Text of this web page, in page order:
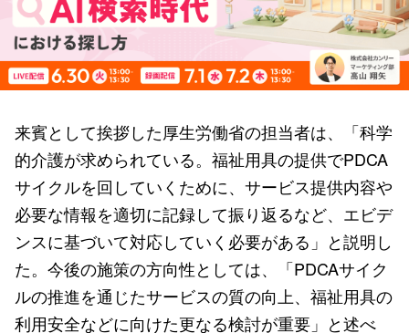
来賓として挨拶した厚生労働省の担当者は、「科学
的介護が求められている。福祉用具の提供でPDCA
サイクルを回していくために、サービス提供内容や
必要な情報を適切に記録して振り返るなど、エビデ
ンスに基づいて対応していく必要がある」と説明し
た。今後の施策の方向性としては、「PDCAサイク
ルの推進を通じたサービスの質の向上、福祉用具の
利用安全などに向けた更なる検討が重要」と述べ